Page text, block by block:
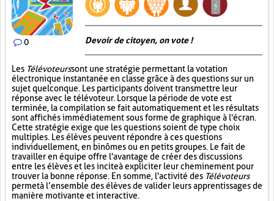
0 Devoir de citoyen, on vote !
Les Télévoteurssont une stratégie permettant la votation
électronique instantanée en classe grâce à des questions sur un
sujet quelconque. Les participants doivent transmettre leur
réponse avec le télévoteur. Lorsque la période de vote est
terminée, la compilation se fait automatiquement et les résultats
sont affichés immédiatement sous forme de graphique à l'écran.
Cette stratégie exige que les questions soient de type choix
multiples. Les élèves peuvent répondre à ces questions
individuellement, en binômes ou en petits groupes. Le fait de
travailler en équipe offre l'avantage de créer des discussions
entre les élèves et les incite à expliciter leur cheminement pour
trouver la bonne réponse. En somme, l'activité des Télévoteurs
permet à l’ensemble des élèves de valider leurs apprentissages de
manière motivante et interactive.